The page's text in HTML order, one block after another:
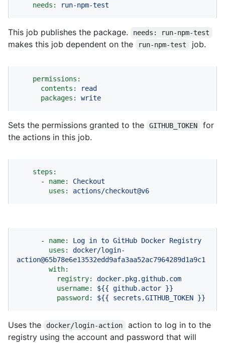
needs:
run-npm-test
This job publishes the package. needs: run-npm-test
makes this job dependent on the run-npm-test job.
permissions:
contents:
read
packages:
write
Sets the permissions granted to the GITHUB_TOKEN
for
the actions in this job.
steps:
-
name:
Checkout
uses:
actions/checkout@v6
- name: Log in to GitHub Docker Registry
uses:
docker/login-
action@65b78e6e13532edd9afa3aa52ac7964289d1a9c1
with:
registry:
docker.pkg.github.com
username:
${{ github.actor }}
password:
${{ secrets.GITHUB_TOKEN }}
Uses the docker/login-action
action to log in to the
registry using the account and password that will